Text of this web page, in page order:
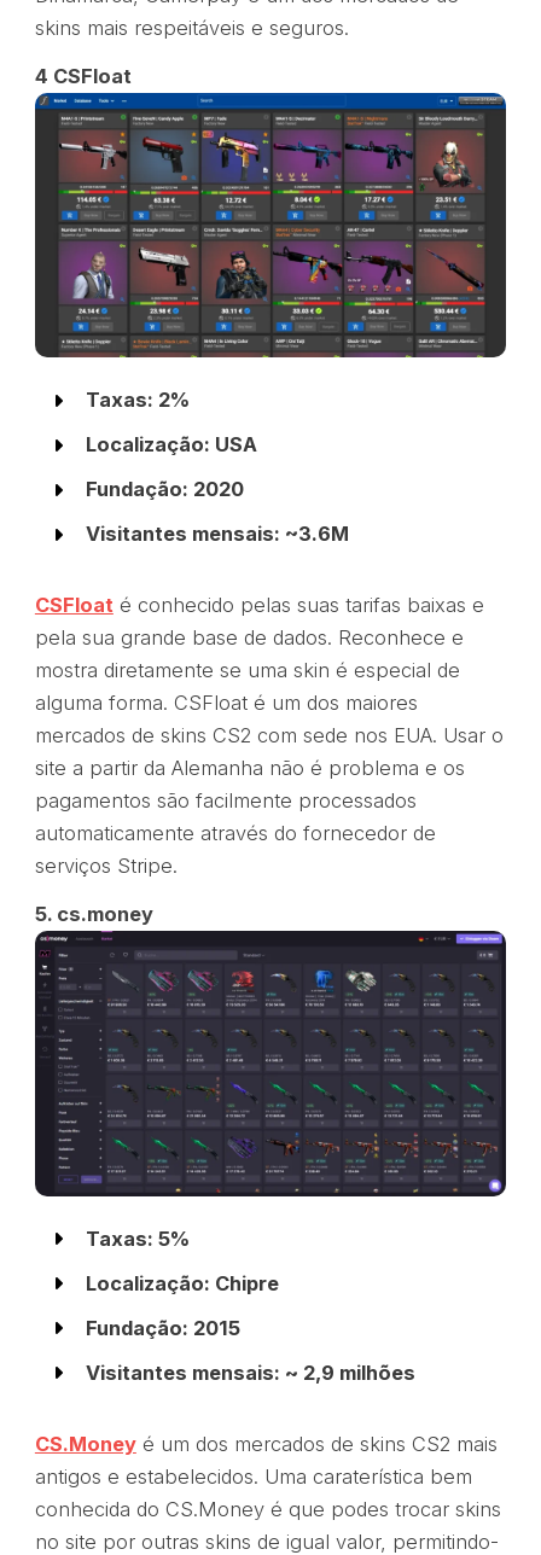
skins mais respeitáveis e seguros.
4 CSFloat
Taxas: 2%
Localização: USA
Fundação: 2020
Visitantes mensais: ~3.6M
CSFloaté conhecido pelas suas tarifas baixas e
pela sua grande base de dados. Reconhece e
mostra diretamente se uma skin é especial de
alguma forma. CSFloat é um dos maiores
mercados de skins CS2 com sede nos EUA. Usar o
site a partir da Alemanha não é problema e os
pagamentos são facilmente processados
automaticamente através do fornecedor de
serviços Stripe.
5. cs.money
Taxas: 5%
Localização: Chipre
Fundação: 2015
Visitantes mensais: ~ 2,9 milhões
CS.Moneyé um dos mercados de skins CS2 mais
antigos e estabelecidos. Uma caraterística bem
conhecida do CS.Money é que podes trocar skins
no site por outras skins de igual valor, permitindo-